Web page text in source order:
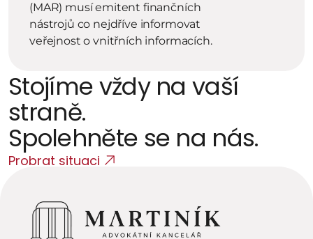
(MAR) musí emitent finančních
nástrojů co nejdříve informovat
veřejnost o vnitřních informacích.
Stojíme vždy na vaší
straně.
Spolehněte se na nás.
Probrat situaci